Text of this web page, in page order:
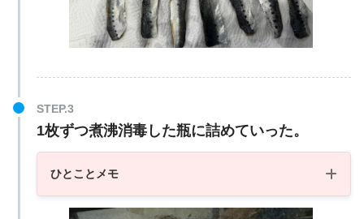
1枚ずつ煮沸消毒した瓶に詰めていった。
ひとことメモ